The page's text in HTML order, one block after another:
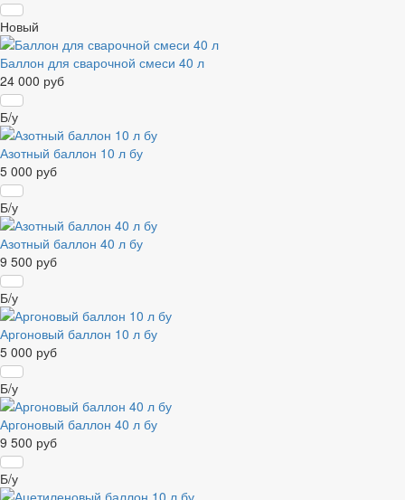
Новый
Баллон для сварочной смеси 40 л
24 000 руб
Б/у
Азотный баллон 10 л бу
5 000 руб
Б/у
Азотный баллон 40 л бу
9 500 руб
Б/у
Аргоновый баллон 10 л бу
5 000 руб
Б/у
Аргоновый баллон 40 л бу
9 500 руб
Б/у